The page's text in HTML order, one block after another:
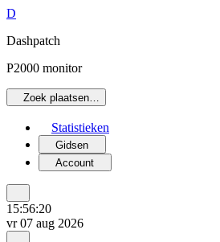
D
Dashpatch
P2000 monitor
Zoek plaatsen…
Statistieken
Gidsen
Account
15:56:20
vr 07 aug 2026